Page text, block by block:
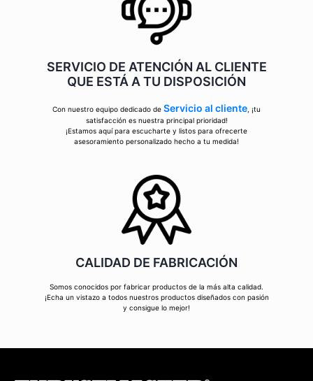
SERVICIO DE ATENCIÓN AL CLIENTE
QUE ESTÁ A TU DISPOSICIÓN
Con nuestro equipo dedicado de Servicio al cliente , ¡tu
satisfacción es nuestra principal prioridad!
¡Estamos aquí para escucharte y listos para ofrecerte
asesoramiento personalizado hecho a tu medida!
CALIDAD DE FABRICACIÓN
Somos conocidos por fabricar productos de la más alta calidad.
¡Echa un vistazo a todos nuestros productos diseñados con pasión
y consigue lo mejor!